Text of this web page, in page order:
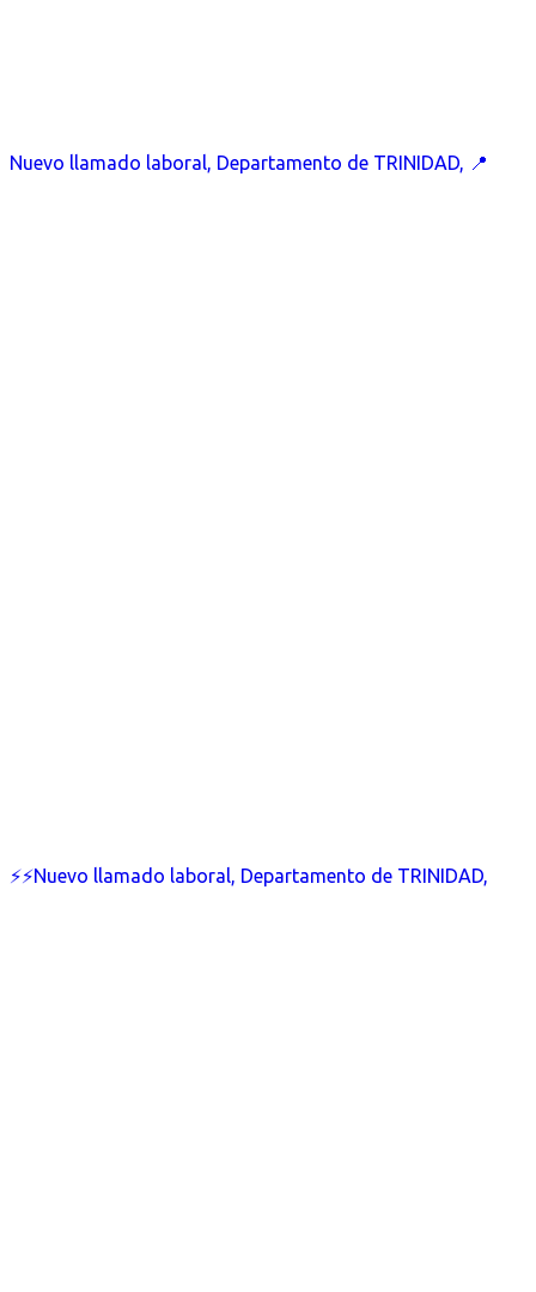
Nuevo llamado laboral, Departamento de TRINIDAD, 📍
⚡⚡Nuevo llamado laboral, Departamento de TRINIDAD,